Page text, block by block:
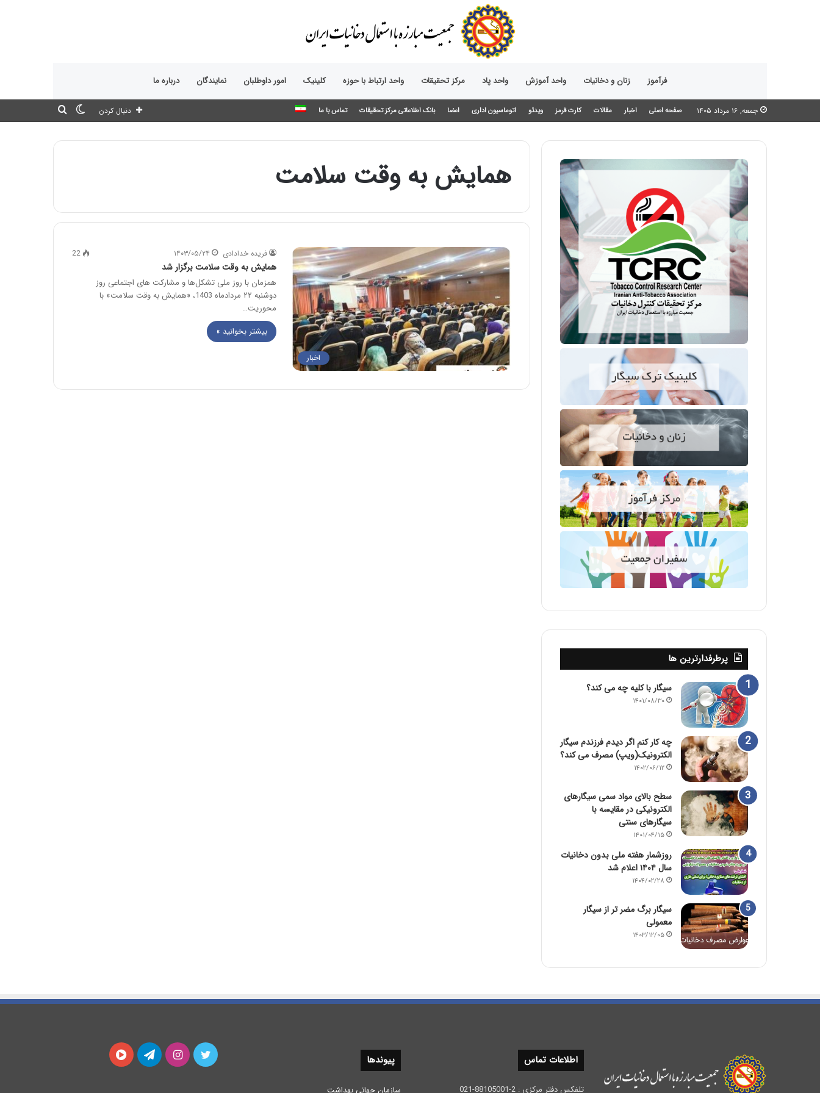
فرآموز زنان و دخانیات واحد آموزش واحد پاد مرکز تحقیقات واحد ارتباط با حوزه‌ کلینیک امور داوطلبان نمایندگان درباره ما
جمعه, ۱۶ مرداد ۱۴۰۵ صفحه اصلی اخبار مقالات کارت قرمز ویدئو اتوماسیون اداری اعضا بانک اطلاعاتی مرکز تحقیقات تماس با ما
تغییر
دنبال کردن
همایش به وقت سلامت
اخبار
فریده خدادادی ۱۴۰۳/۰۵/۲۴ 22
همایش به وقت سلامت برگزار شد
همزمان با روز ملی تشکل‌ها و مشارکت های اجتماعی روز
دوشنبه ۲۲ مردادماه 1403، «همایش به وقت سلامت» با
محوریت…
بیشتر بخوانید »
پرطرفدارترین ها
سیگار با کلیه چه می کند؟
۱۴۰۱/۰۸/۳۰
چه کار کنم اگر دیدم فرزندم سیگار
الکترونیک(ویپ) مصرف می کند؟
۱۴۰۲/۰۶/۱۲
سطح بالای مواد سمی سیگارهای
الکترونیکی در مقایسه با
سیگارهای سنتی
۱۴۰۱/۰۴/۱۵
روزشمار هفته ملی بدون دخانیات
سال ۱۴۰۴ اعلام شد
۱۴۰۴/۰۲/۲۸
سیگار برگ مضر تر از سیگار
معمولی
۱۴۰۳/۱۲/۰۵
اطلاعات تماس
تلفکس دفتر مرکزی : 2-88105001-021
پیوندها
سازمان جهانی بهداشت
توییتر اینستاگرامتلگرام آپارات